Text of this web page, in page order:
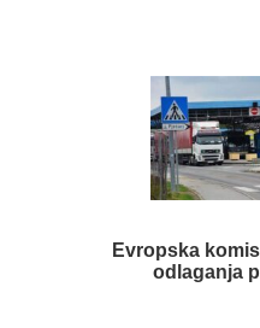
Evropska
odlaganja